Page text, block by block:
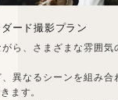
ダード撮影プラン
ら、さまざまな雰囲気
異なるシーンを組み合
ます。